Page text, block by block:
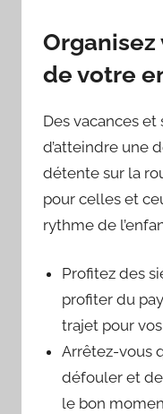
de votre
Des vacances
d’atteindre une
détente sur la
pour celles et
rythme de
Profitez des
profiter du
trajet pour
Arrêtez-vous
défouler et de
le bon